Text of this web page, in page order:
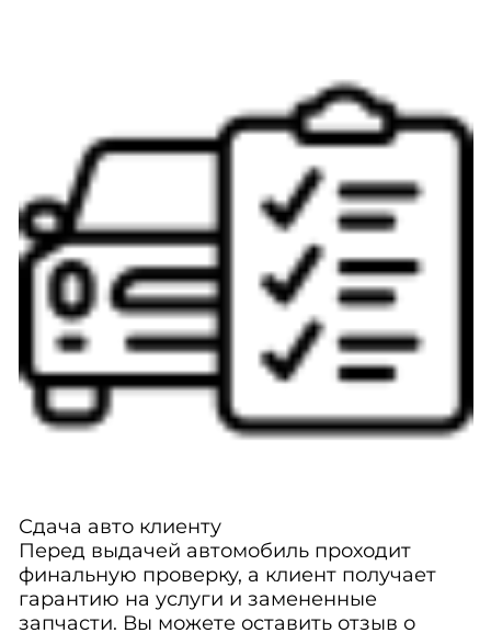
Сдача авто клиенту
Перед выдачей автомобиль проходит
финальную проверку, а клиент получает
гарантию на услуги и замененные
запчасти. Вы можете оставить отзыв о